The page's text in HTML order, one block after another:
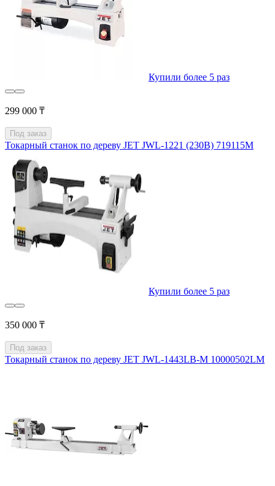
Купили более 5 раз
299 000 ₸
Под заказ
Токарный станок по дереву JET JWL-1221 (230В) 719115M
Купили более 5 раз
350 000 ₸
Под заказ
Токарный станок по дереву JET JWL-1443LB-M 10000502LM